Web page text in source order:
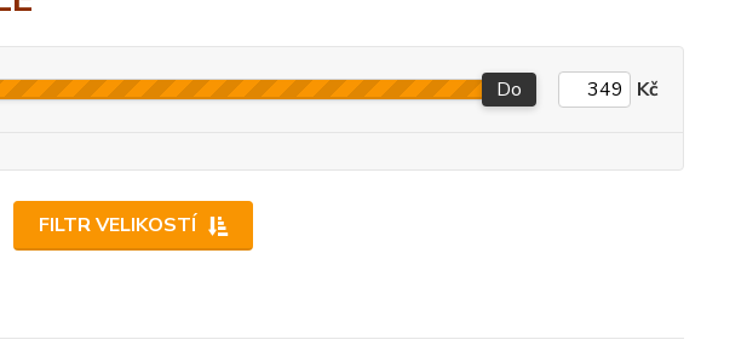
FILTR VELIKOSTÍ
Do Kč